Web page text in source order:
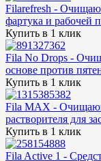
Filarefresh -
фартука и рабочей
Купить в 1 клик
Fila No Drops -
основе против
Купить в 1 клик
Fila MAX -
растворителя для
Купить в 1 клик
Fila Active 1 -